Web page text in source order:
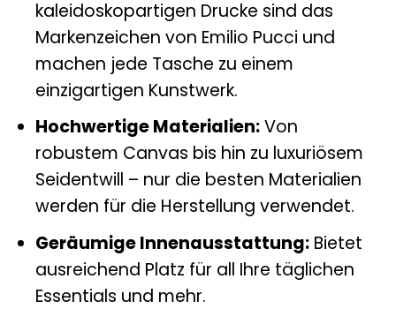
kaleidoskopartigen Drucke sind das
Markenzeichen von Emilio Pucci und
machen jede Tasche zu einem
einzigartigen Kunstwerk.
Hochwertige Materialien:Von
robustem Canvas bis hin zu luxuriösem
Seidentwill – nur die besten Materialien
werden für die Herstellung verwendet.
Geräumige Innenausstattung:Bietet
ausreichend Platz für all Ihre täglichen
Essentials und mehr.